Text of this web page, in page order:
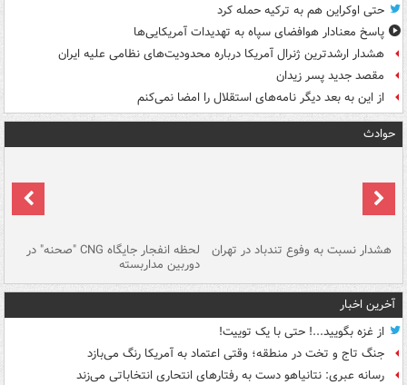
حتی اوکراین هم به ترکیه حمله کرد
پاسخ معنادار هوافضای سپاه به تهدیدات آمریکایی‌ها
هشدار ارشدترین ژنرال آمریکا درباره محدودیت‌های نظامی علیه ایران
مقصد جدید پسر زیدان
از این به بعد دیگر نامه‌های استقلال را امضا نمی‌کنم
حوادث
هشدار نسبت به وفوع تندباد در تهران لحظه انفجار جایگاه CNG "صحنه" در
دوربین مداربسته
آخرین اخبار
از غزه بگویید...! حتی با یک توییت!
جنگ تاج و تخت در منطقه؛ وقتی اعتماد به آمریکا رنگ می‌بازد
رسانه عبری: نتانیاهو دست به رفتارهای انتحاری انتخاباتی می‌زند